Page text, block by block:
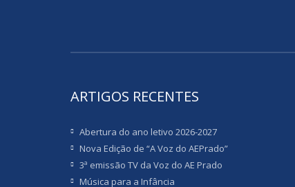
ARTIGOS RECENTES
Abertura do ano letivo 2026-2027
Nova Edição de “A Voz do AEPrado”
3ª emissão TV da Voz do AE Prado
Música para a Infância